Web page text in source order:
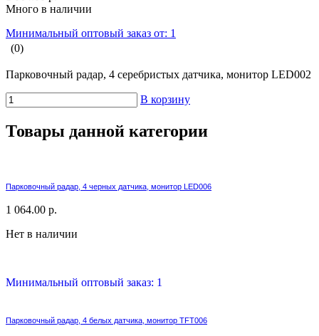
Много в наличии
Минимальный оптовый заказ от: 1
(0)
Парковочный радар, 4 серебристых датчика, монитор LED002
В корзину
Товары данной категории
Парковочный радар, 4 черных датчика, монитор LED006
1 064.00 р.
Нет в наличии
Минимальный оптовый заказ: 1
Парковочный радар, 4 белых датчика, монитор TFT006